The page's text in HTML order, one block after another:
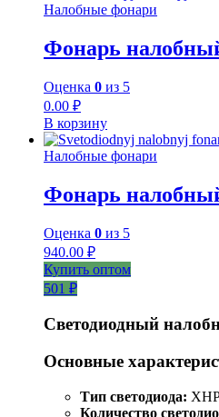
Налобные фонари
Фонарь
Оценка 0 из 5
0.00 ₽
В корзину
Налобные фонари
Фонарь
Оценка 0 из 5
940.00 ₽
Купить оптом
501 ₽
Светодиодный
Основные
Тип светодиода:
Количество